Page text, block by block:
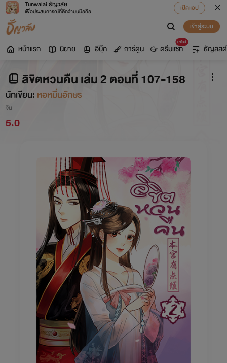
Tunwalai ธัญวลัย
เพื่อประสบการณ์ที่ดีกว่าบนมือถือ
เปิดแอป
เข้าสู่ระบบ
หน้าแรก นิยาย อีบุ๊ก การ์ตูน
มาใหม่
ดรีมแชท ธัญลิสต์
ลิขิตหวนคืน เล่ม 2 ตอนที่ 107-158
นักเขียน: หอหมื่นอักษร
จีน
5.0